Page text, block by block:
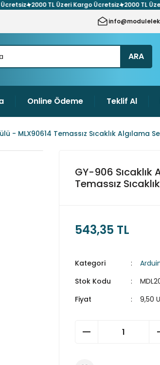
2000 TL Üzeri Kargo Ücretsiz 2000 TL Üzeri
ARA
Online Ödeme Teklif Al
- MLX90614 Temassız Sıcaklık Algılama
GY-906 Sıcaklık
Temassız
543,35 TL
Kategori
Stok Kodu
Fiyat
9,50